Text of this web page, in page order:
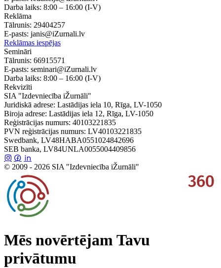
Darba laiks: 8:00 – 16:00 (I-V)
Reklāma
Tālrunis: 29404257
E-pasts: janis@iZurnali.lv
Reklāmas iespējas
Semināri
Tālrunis: 66915571
E-pasts: seminari@iZurnali.lv
Darba laiks: 8:00 – 16:00 (I-V)
Rekvizīti
SIA "Izdevniecība iŽurnāli"
Juridiskā adrese: Lastādijas iela 10, Rīga, LV-1050
Biroja adrese: Lastādijas iela 12, Rīga, LV-1050
Reģistrācijas numurs: 40103221835
PVN reģistrācijas numurs: LV40103221835
Swedbank, LV48HABA0551024842696
SEB banka, LV84UNLA0055004409856
© 2009 - 2026 SIA "Izdevniecība iŽurnāli"
Mēs novērtējam Tavu
privātumu